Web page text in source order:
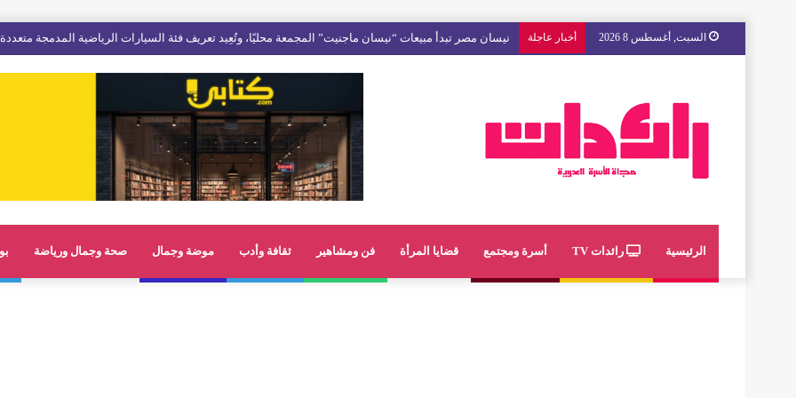
السبت, أغسطس 8 2026 أخبار عاجلة نيسان مصر تبدأ مبيعات “نيسان ماجنيت” المجمعة محليًا، وتُعِيد تعريف فئة السيارات الرياضية المدمجة
الرئيسية رائدات TV أسرة ومجتمع قضايا المرأة فن ومشاهير ثقافة وأدب موضة وجمال صحة وجمال ورياضة